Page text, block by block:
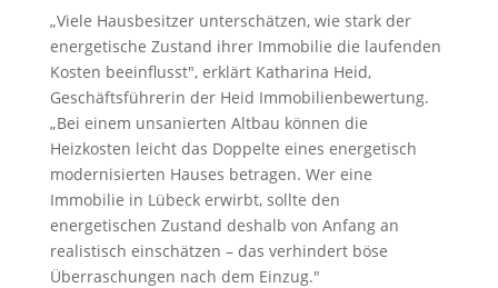
„Viele Hausbesitzer unterschätzen, wie stark der
energetische Zustand ihrer Immobilie die laufenden
Kosten beeinflusst", erklärt Katharina Heid,
Geschäftsführerin der Heid Immobilienbewertung.
„Bei einem unsanierten Altbau können die
Heizkosten leicht das Doppelte eines energetisch
modernisierten Hauses betragen. Wer eine
Immobilie in Lübeck erwirbt, sollte den
energetischen Zustand deshalb von Anfang an
realistisch einschätzen – das verhindert böse
Überraschungen nach dem Einzug."